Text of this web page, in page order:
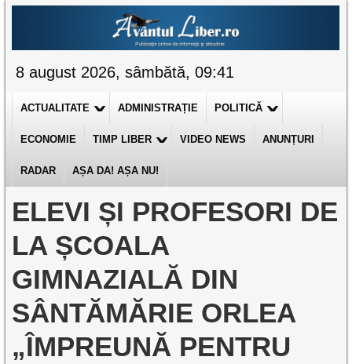
8 august 2026, sâmbătă, 09:41
ACTUALITATE ADMINISTRAȚIE POLITICĂ
ECONOMIE TIMP LIBER VIDEO NEWS ANUNȚURI
RADAR AȘA DA! AȘA NU!
ELEVI ȘI PROFESORI DE
LA ȘCOALA
GIMNAZIALĂ DIN
SÂNTĂMĂRIE ORLEA
„ÎMPREUNĂ PENTRU